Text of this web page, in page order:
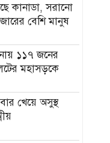
কানাডা, সরানো
বেশি মানুষ
১১৭ জনের
মহাসড়কে
খেয়ে অসুস্থ